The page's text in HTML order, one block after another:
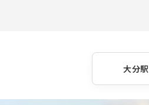
大分駅